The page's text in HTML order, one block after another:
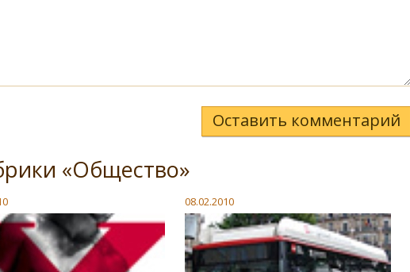
Оставить комментарий
«Общество»
08.02.2010